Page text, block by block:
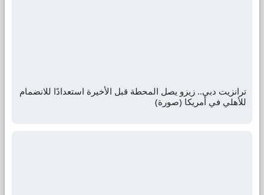
ترانزيت دبي.. زيزو يصل المحطة قبل الأخيرة استعدادًا للانضمام
للأهلي في أمريكا (صورة)